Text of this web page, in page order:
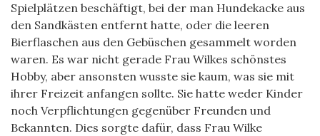
Spielplätzen beschäftigt, bei der man Hundekacke aus
den Sandkästen entfernt hatte, oder die leeren
Bierflaschen aus den Gebüschen gesammelt worden
waren. Es war nicht gerade Frau Wilkes schönstes
Hobby, aber ansonsten wusste sie kaum, was sie mit
ihrer Freizeit anfangen sollte. Sie hatte weder Kinder
noch Verpflichtungen gegenüber Freunden und
Bekannten. Dies sorgte dafür, dass Frau Wilke